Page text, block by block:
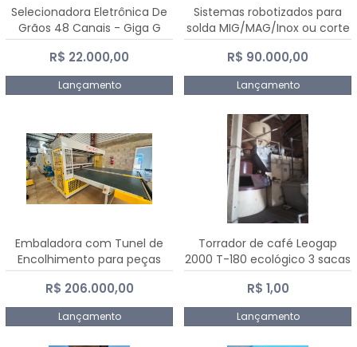
Selecionadora Eletrônica De
Grãos 48 Canais - Giga G
10000
R$ 22.000,00
Lançamento
Sistemas robotizados para
solda MIG/MAG/Inox ou corte
plasma
R$ 90.000,00
Lançamento
Embaladora com Tunel de
Encolhimento para peças
grandes portas janelas -
Dalmak
R$ 206.000,00
Lançamento
Torrador de café Leogap
2000 T-180 ecológico 3 sacas
de carga 540 kg/h
R$ 1,00
Lançamento